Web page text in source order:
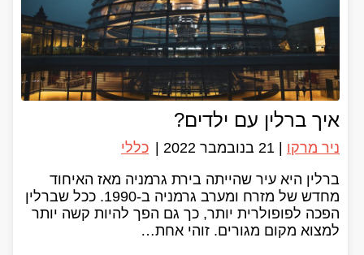
איך ברלין עם ילדים?
ניר מרקו 21 בנובמבר 2022
כללי
ברלין היא עיר שהייתה בירת גרמניה מאז האיחוד
מחדש של מזרח ומערב גרמניה ב-1990. ככל שברלין
הפכה לפופולרית יותר, כך גם הפך להיות קשה יותר
למצוא מקום מגורים. זוהי אחת…